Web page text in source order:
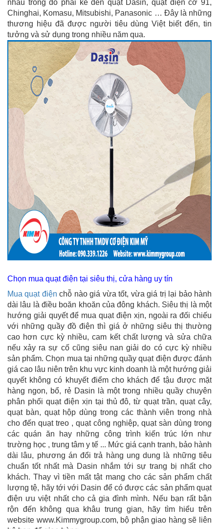
nhau trong đó phải kể đến quạt Dasin, quạt điện cơ 91,
Chinghai, Komasu, Mitsubishi, Panasonic … Đây là những
thương hiệu đã được người tiêu dùng Việt biết đến, tin
tưởng và sử dụng trong nhiều năm qua.
Chọn mua quạt điện tại siêu thị, cửa hàng uy tín
Mua quạt điện chỗ nào giá vừa tốt, vừa giá trị lại bảo hành
dài lâu là điều boăn khoăn của đông khách. Siêu thị là một
hướng giải quyết để mua quạt điện xịn, ngoài ra đối chiếu
với những quầy đồ điện thì giá ở những siêu thị thường
cao hơn cực kỳ nhiều, cam kết chất lượng và sửa chữa
nếu xảy ra sự cố cũng siêu nan giải do có cực kỳ nhiều
sản phẩm. Chọn mua tại những quầy quạt điện được đánh
giá cao lâu niên trên khu vực kinh doanh là một hướng giải
quyết không có khuyết điểm cho khách để tậu được mặt
hàng ngon, bổ, rẻ Dasin là một trong nhiều quầy chuyên
phân phối quạt điện xịn tại thủ đô, từ quạt trần, quạt cây,
quạt bàn, quạt hộp dùng trong các thành viên trong nhà
cho đến quạt treo , quạt công nghiệp, quạt sàn dùng trong
các quán ăn hay những công trình kiến trúc lớn như
trường học , trung tâm y tế ... Mức giá cạnh tranh, bảo hành
dài lâu, phương án đổi trả hàng ung dung là những tiêu
chuẩn tốt nhất mà Dasin nhắm tới sự trang bị nhất cho
khách. Thay vì tiền mất tật mang cho các sản phẩm chất
lượng tệ, hãy tới với Dasin để có được các sản phẩm quạt
điện ưu việt nhất cho cả gia đình mình. Nếu bạn rất bận
rộn đến không qua khâu trung gian, hãy tìm hiểu trên
website www.Kimmygroup.com, bộ phận giao hàng sẽ liên